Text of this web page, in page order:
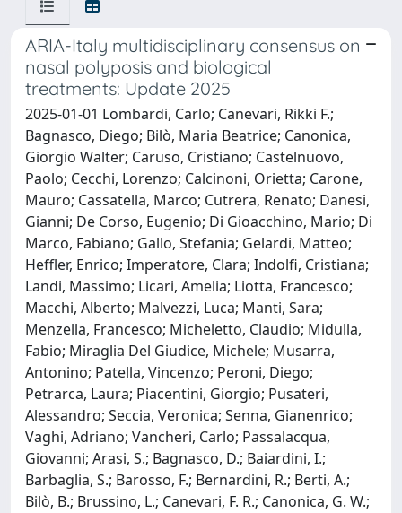
ARIA-Italy multidisciplinary consensus on
nasal polyposis and biological
treatments: Update 2025
2025-01-01 Lombardi, Carlo; Canevari, Rikki F.;
Bagnasco, Diego; Bilò, Maria Beatrice; Canonica,
Giorgio Walter; Caruso, Cristiano; Castelnuovo,
Paolo; Cecchi, Lorenzo; Calcinoni, Orietta; Carone,
Mauro; Cassatella, Marco; Cutrera, Renato; Danesi,
Gianni; De Corso, Eugenio; Di Gioacchino, Mario; Di
Marco, Fabiano; Gallo, Stefania; Gelardi, Matteo;
Heffler, Enrico; Imperatore, Clara; Indolfi, Cristiana;
Landi, Massimo; Licari, Amelia; Liotta, Francesco;
Macchi, Alberto; Malvezzi, Luca; Manti, Sara;
Menzella, Francesco; Micheletto, Claudio; Midulla,
Fabio; Miraglia Del Giudice, Michele; Musarra,
Antonino; Patella, Vincenzo; Peroni, Diego;
Petrarca, Laura; Piacentini, Giorgio; Pusateri,
Alessandro; Seccia, Veronica; Senna, Gianenrico;
Vaghi, Adriano; Vancheri, Carlo; Passalacqua,
Giovanni; Arasi, S.; Bagnasco, D.; Baiardini, I.;
Barbaglia, S.; Barosso, F.; Bernardini, R.; Berti, A.;
Bilò, B.; Brussino, L.; Canevari, F. R.; Canonica, G. W.;